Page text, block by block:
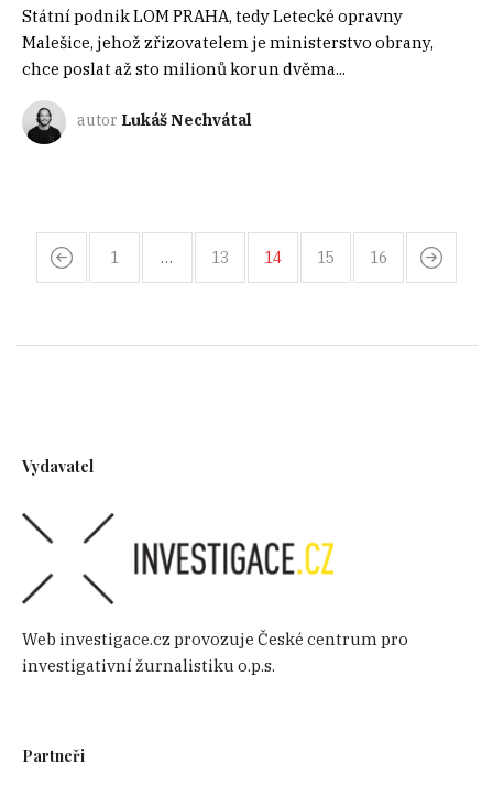
Státní podnik LOM PRAHA, tedy Letecké opravny
Malešice, jehož zřizovatelem je ministerstvo obrany,
chce poslat až sto milionů korun dvěma...
autor Lukáš Nechvátal
1 … 13 14 15 16
Vydavatel
Web investigace.cz provozuje České centrum pro
investigativní žurnalistiku o.p.s.
Partneři